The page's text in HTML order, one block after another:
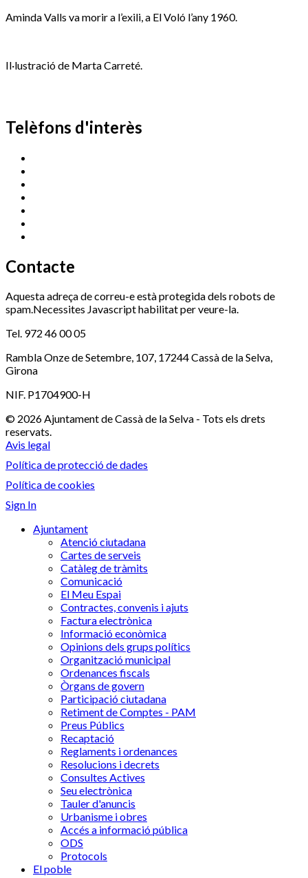
Aminda Valls va morir a l’exili, a El Voló l’any 1960.
Il·lustració de Marta Carreté.
Telèfons d'interès
Contacte
Aquesta adreça de correu-e està protegida dels robots de
spam.Necessites Javascript habilitat per veure-la.
Tel. 972 46 00 05
Rambla Onze de Setembre, 107, 17244 Cassà de la Selva,
Girona
NIF. P1704900-H
© 2026 Ajuntament de Cassà de la Selva - Tots els drets
reservats.
Avis legal
Política de protecció de dades
Política de cookies
Sign In
Ajuntament
Atenció ciutadana
Cartes de serveis
Catàleg de tràmits
Comunicació
El Meu Espai
Contractes, convenis i ajuts
Factura electrònica
Informació econòmica
Opinions dels grups polítics
Organització municipal
Ordenances fiscals
Òrgans de govern
Participació ciutadana
Retiment de Comptes - PAM
Preus Públics
Recaptació
Reglaments i ordenances
Resolucions i decrets
Consultes Actives
Seu electrònica
Tauler d'anuncis
Urbanisme i obres
Accés a informació pública
ODS
Protocols
El poble